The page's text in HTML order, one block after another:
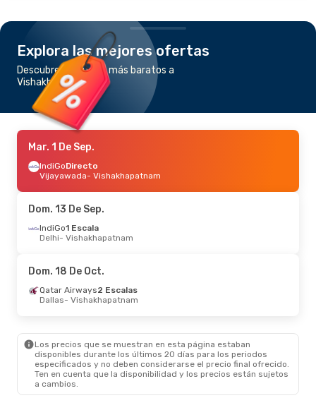
Explora las mejores ofertas
Descubre los vuelos más baratos a
Vishakhapatnam
Mar. 1 De Sep.
IndiGoDirecto
Vijayawada- Vishakhapatnam
Dom. 13 De Sep.
IndiGo1 Escala
Delhi- Vishakhapatnam
Dom. 18 De Oct.
Qatar Airways2 Escalas
Dallas- Vishakhapatnam
Los precios que se muestran en esta página estaban
disponibles durante los últimos 20 días para los periodos
especificados y no deben considerarse el precio final ofrecido.
Ten en cuenta que la disponibilidad y los precios están sujetos
a cambios.